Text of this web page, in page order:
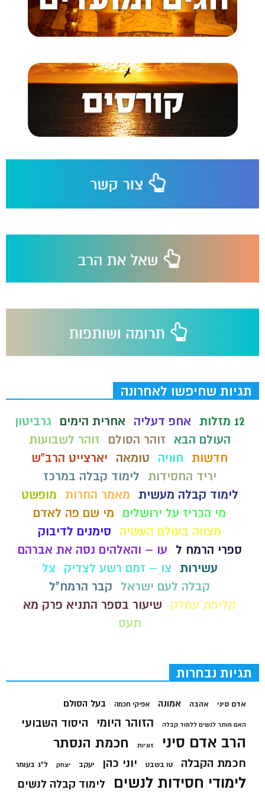
תגיות שחיפשו לאחרונה
12 מזלות אחפ דעליה אחרית הימים
גרביטון
העולם הבא
זוהר הסולם
זוהר לשבועות
חדשות חוויה טומאה
יארצייט הרב"ש
יריד החסידות לימוד קבלה במרכז
לימוד קבלה מעשית מאמר החרות מופשט
מי הכריז על ירושלים
מי שם פה לאדם
מצווה בעולם העשיה
סימנים לדיבוק
ספרי הרמח ל
עו – והאלהים נסה את אברהם
עשירות צו – זמם רשע לצדיק
צל
קבלה לעם ישראל
קבר הרמח"ל
קליפת עמלק
שיעור בספר התניא פרק מא
תעס
תגיות נבחרות
אדם סיני אהבה אמונה אפיקי חכמה בעל הסולם
האם מותר לנשים ללמוד קבלה הזוהר היומי היסוד השבועי
הרב אדם סיני זוגיות חכמת הנסתר
חכמת הקבלה טו בשבט יוני כהן יעקב יצחק ל"ג בעומר
לימודי חסידות לנשים לימוד קבלה לנשים